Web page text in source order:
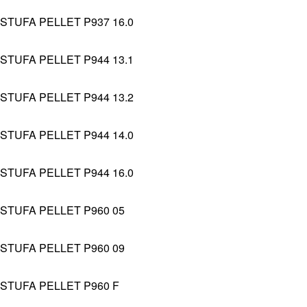
STUFA PELLET P937 16.0
STUFA PELLET P944 13.1
STUFA PELLET P944 13.2
STUFA PELLET P944 14.0
STUFA PELLET P944 16.0
STUFA PELLET P960 05
STUFA PELLET P960 09
STUFA PELLET P960 F